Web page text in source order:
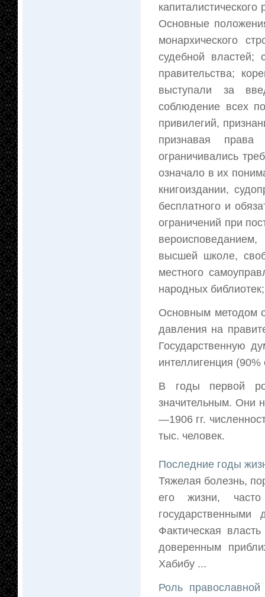
Основные
монархического
судебной властей;
правительства;
выступали за
соблюдение всех
привилегий,
признавая права
ограничивались
означало в их
книгоиздании,
бесплатного и
ограничений при
высшей школе,
местного
народных
Основным методом
давления на
Государственную
интеллигенция
В годы первой
значительным. Они
—1906 гг.
тыс. человек.
Последние годы
Тяжелая болезнь,
его жизни,
Фактическая
доверенным
Хабибу ...
Роль